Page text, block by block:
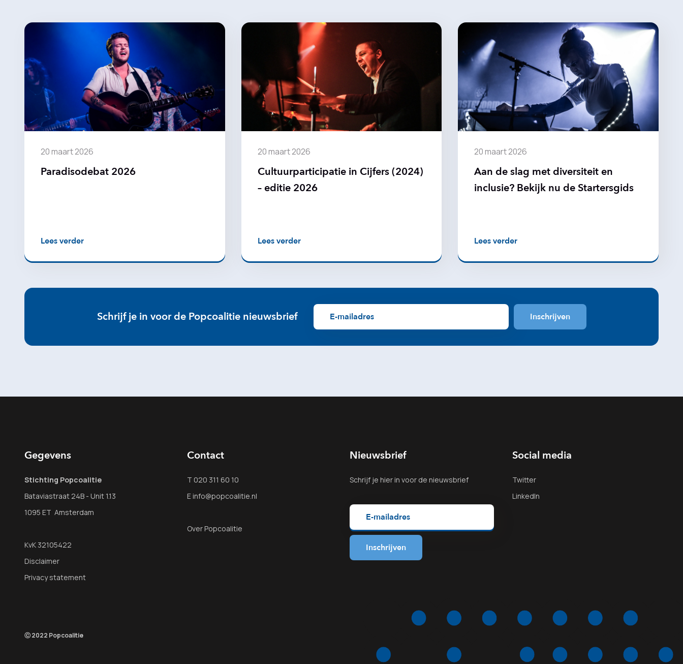
20 maart 2026
Paradisodebat 2026
Lees verder
20 maart 2026
Cultuurparticipatie in Cijfers (2024)
– editie 2026
Lees verder
20 maart 2026
Aan de slag met diversiteit en
inclusie? Bekijk nu de Startersgids
Lees verder
Schrijf je in voor de Popcoalitie nieuwsbrief
Gegevens
Stichting Popcoalitie
Bataviastraat 24B - Unit 1.13
1095 ET Amsterdam
KvK 32105422
Disclaimer
Privacy statement
Contact
T 020 311 60 10
E info@popcoalitie.nl
Over Popcoalitie
Nieuwsbrief
Schrijf je hierin voor de nieuwsbrief
Social media
Twitter
LinkedIn
Ⓒ 2022 Popcoalitie